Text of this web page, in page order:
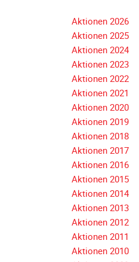
Aktionen 2026
Aktionen 2025
Aktionen 2024
Aktionen 2023
Aktionen 2022
Aktionen 2021
Aktionen 2020
Aktionen 2019
Aktionen 2018
Navigation
überspringen
Aktionen 2017
Aktionen 2016
Aktionen 2015
Aktionen 2014
Aktionen 2013
Aktionen 2012
Aktionen 2011
Aktionen 2010